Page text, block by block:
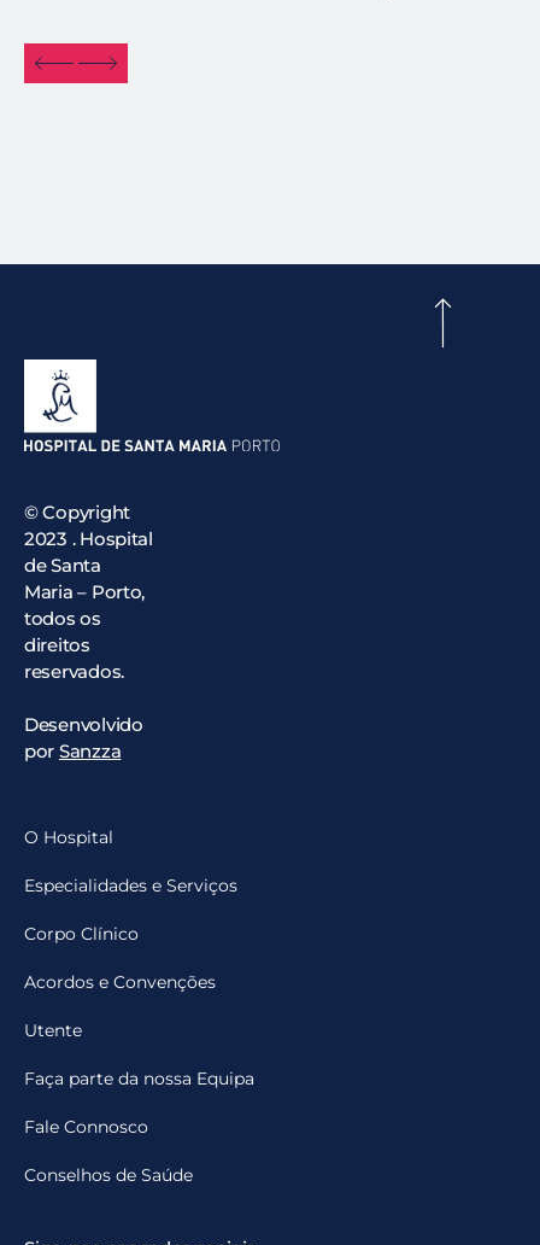
© Copyright
2023 . Hospital
de Santa
Maria – Porto,
todos os
direitos
reservados.
Desenvolvido
por Sanzza
O Hospital
Especialidades e Serviços
Corpo Clínico
Acordos e Convenções
Utente
Faça parte da nossa Equipa
Fale Connosco
Conselhos de Saúde